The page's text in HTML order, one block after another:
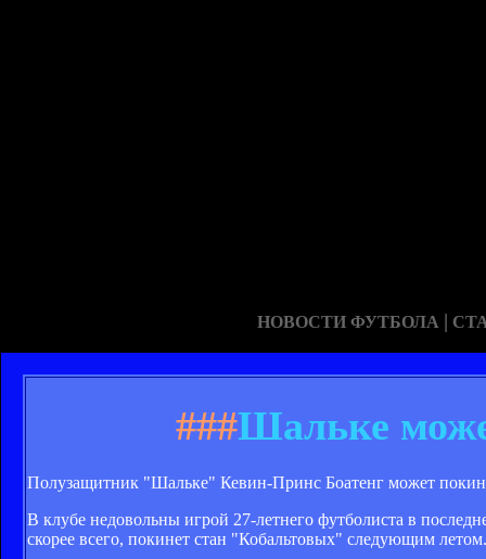
НОВОСТИ ФУТБОЛА |
###Шальке
Полузащитник "Шальке" Кевин-Принс Боатенг может
В клубе недовольны игрой 27-летнего футболиста в
скорее всего, покинет стан "Кобальтовых" следующим летом.